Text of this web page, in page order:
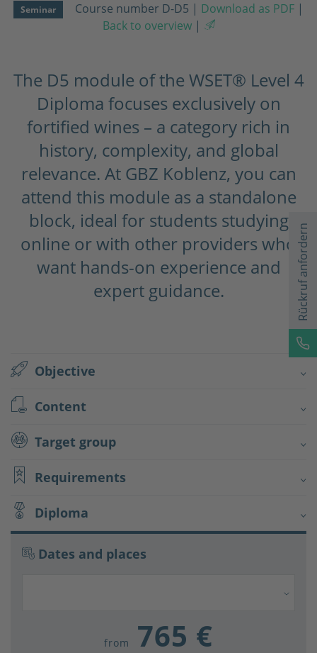
Seminar Course number D-D5 | Download as PDF |
Back to overview |
The D5 module of the WSET® Level 4
Diploma focuses exclusively on
fortified wines – a category rich in
history, complexity, and global
relevance. At GBZ Koblenz, you can
attend this module as a standalone
block, ideal for students studying
online or with other providers who
want hands-on experience and
expert guidance.
Objective
Content
Target group
Requirements
Diploma
Dates and places
from 765 €
Rückruf anfordern